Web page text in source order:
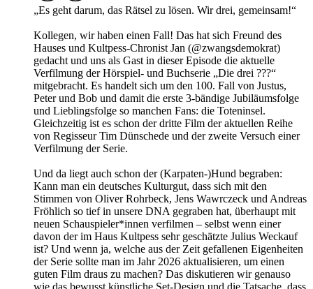
„Es geht darum, das Rätsel zu lösen. Wir drei, gemeinsam!“
Kollegen, wir haben einen Fall! Das hat sich Freund des
Hauses und Kultpess-Chronist Jan (@zwangsdemokrat)
gedacht und uns als Gast in dieser Episode die aktuelle
Verfilmung der Hörspiel- und Buchserie „Die drei ???“
mitgebracht. Es handelt sich um den 100. Fall von Justus,
Peter und Bob und damit die erste 3-bändige Jubiläumsfolge
und Lieblingsfolge so manchen Fans: die Toteninsel.
Gleichzeitig ist es schon der dritte Film der aktuellen Reihe
von Regisseur Tim Dünschede und der zweite Versuch einer
Verfilmung der Serie.
Und da liegt auch schon der (Karpaten-)Hund begraben:
Kann man ein deutsches Kulturgut, dass sich mit den
Stimmen von Oliver Rohrbeck, Jens Wawrczeck und Andreas
Fröhlich so tief in unsere DNA gegraben hat, überhaupt mit
neuen Schauspieler*innen verfilmen – selbst wenn einer
davon der im Haus Kultpess sehr geschätzte Julius Weckauf
ist? Und wenn ja, welche aus der Zeit gefallenen Eigenheiten
der Serie sollte man im Jahr 2026 aktualisieren, um einen
guten Film draus zu machen? Das diskutieren wir genauso